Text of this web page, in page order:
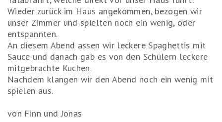
Wieder zurück im Haus angekommen, bezogen wir
unser Zimmer und spielten noch ein wenig, oder
entspannten.
An diesem Abend assen wir leckere Spaghettis mit
Sauce und danach gab es von den Schülern leckere
mitgebrachte Kuchen.
Nachdem klangen wir den Abend noch ein wenig mit
spielen aus.
von Finn und Jonas